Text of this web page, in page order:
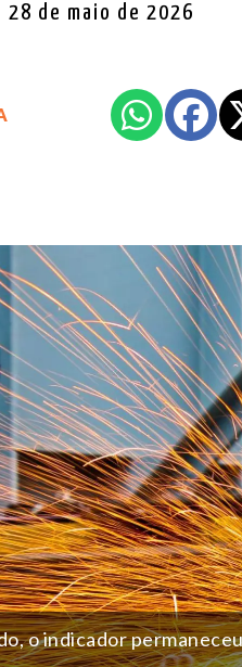
| 28 de maio de 2026
o indicador